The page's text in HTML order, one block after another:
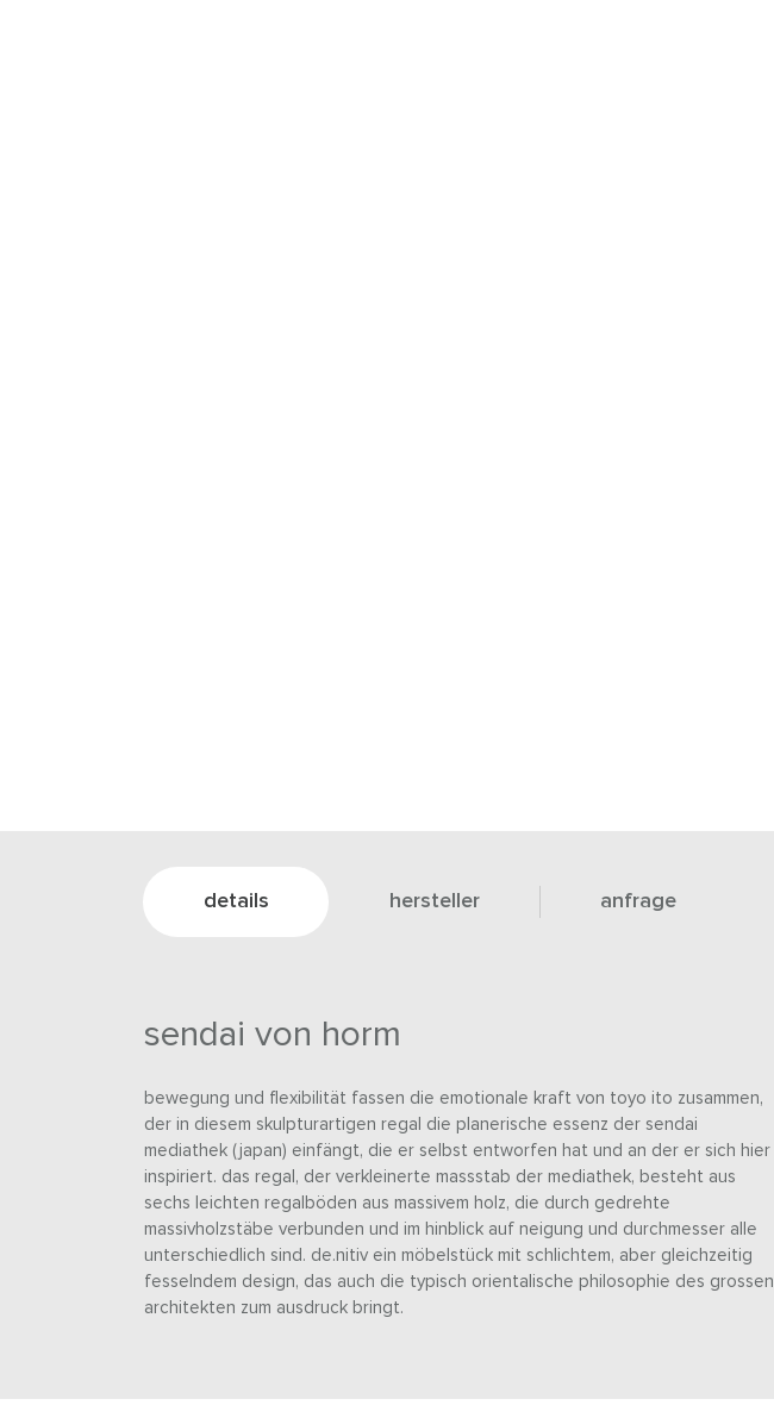
details hersteller anfrage
sendai von horm
bewegung und flexibilität fassen die emotionale kraft von toyo ito zusammen,
der in diesem skulpturartigen regal die planerische essenz der sendai
mediathek (japan) einfängt, die er selbst entworfen hat und an der er sich hier
inspiriert. das regal, der verkleinerte massstab der mediathek, besteht aus
sechs leichten regalböden aus massivem holz, die durch gedrehte
massivholzstäbe verbunden und im hinblick auf neigung und durchmesser alle
unterschiedlich sind. de.nitiv ein möbelstück mit schlichtem, aber gleichzeitig
fesselndem design, das auch die typisch orientalische philosophie des grossen
architekten zum ausdruck bringt.